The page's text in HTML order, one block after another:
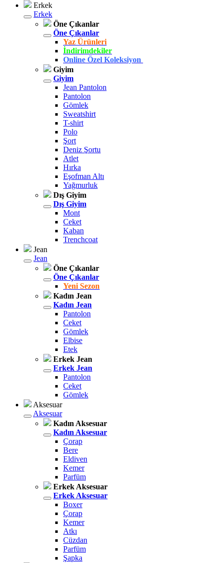
Erkek
Erkek
Öne Çıkanlar
Öne Çıkanlar
Yaz Ürünleri
İndirimdekiler
Online Özel Koleksiyon
Giyim
Giyim
Jean Pantolon
Pantolon
Gömlek
Sweatshirt
T-shirt
Polo
Şort
Deniz Şortu
Atlet
Hırka
Eşofman Altı
Yağmurluk
Dış Giyim
Dış Giyim
Mont
Ceket
Kaban
Trenchcoat
Jean
Jean
Öne Çıkanlar
Öne Çıkanlar
Yeni Sezon
Kadın Jean
Kadın Jean
Pantolon
Ceket
Gömlek
Elbise
Etek
Erkek Jean
Erkek Jean
Pantolon
Ceket
Gömlek
Aksesuar
Aksesuar
Kadın Aksesuar
Kadın Aksesuar
Çorap
Bere
Eldiven
Kemer
Parfüm
Erkek Aksesuar
Erkek Aksesuar
Boxer
Çorap
Kemer
Atkı
Cüzdan
Parfüm
Şapka